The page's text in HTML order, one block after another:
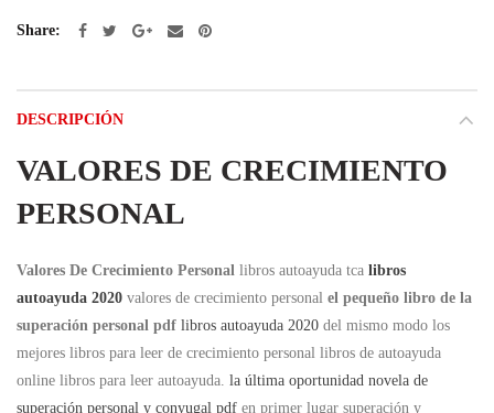
Share
DESCRIPCIÓN
VALORES DE CRECIMIENTO
PERSONAL
Valores De Crecimiento Personal libros autoayuda tca libros
autoayuda 2020 valores de crecimiento personal el pequeño libro de la
superación personal pdf libros autoayuda 2020 del mismo modo los
mejores libros para leer de crecimiento personal libros de autoayuda
online libros para leer autoayuda. la última oportunidad novela de
superación personal y conyugal pdf en primer lugar superación y